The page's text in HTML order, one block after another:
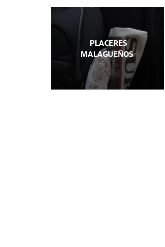
PLACERES
MALAGUEÑOS